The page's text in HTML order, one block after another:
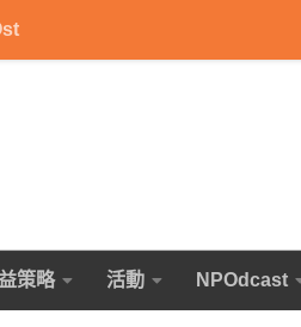
策略 活動 NPOdcast